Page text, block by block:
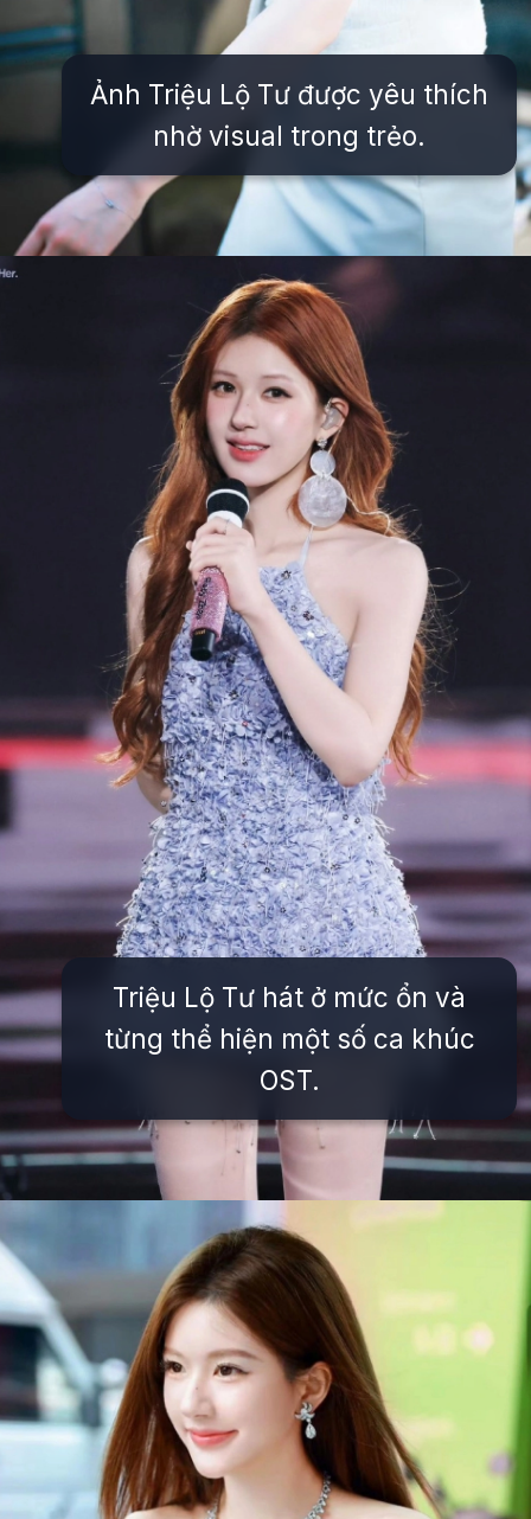
Ảnh Triệu Lộ Tư được yêu thích
nhờ visual trong trẻo.
https://issiloo.edu.vn/trieu-lo-tu
Triệu Lộ Tư hát ở mức ổn và
từng thể hiện một số ca khúc
OST.
https://issiloo.edu.vn/trieu-lo-tu